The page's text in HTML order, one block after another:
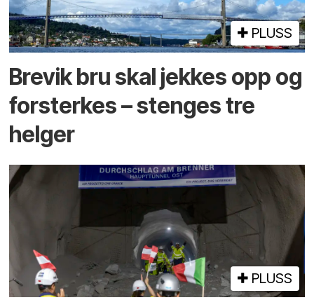
PLUSS
Brevik bru skal jekkes opp og
forsterkes – stenges tre
helger
PLUSS